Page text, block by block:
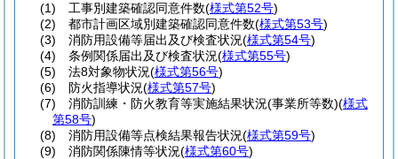
(1)
工事別建築確認同意件数(様式第52号)
(2)
都市計画区域別建築確認同意件数(様式第53号)
(3)
消防用設備等届出及び検査状況(様式第54号)
(4)
条例関係届出及び検査状況(様式第55号)
(5)
法8対象物状況(様式第56号)
(6)
防火指導状況(様式第57号)
(7)
消防訓練・防火教育等実施結果状況(事業所等数)(様式
第58号)
(8)
消防用設備等点検結果報告状況(様式第59号)
(9)
消防関係陳情等状況(様式第60号)